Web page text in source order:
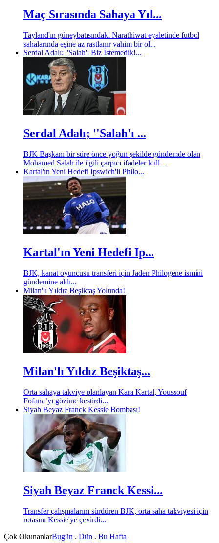
Maç Sırasında Sahaya Yıl...
Tayland'ın güneybatısındaki Narathiwat eyaletinde futbol
sahalarında eşine az rastlanır vahim bir ol...
Serdal Adalı; ''Salah'ı Biz İstemedik!...
Serdal Adalı; ''Salah'ı ...
BJK Başkanı bir süre önce yoğun şekilde gündemde olan
Mohamed Salah ile ilgili çarpıcı ifadeler kull...
Kartal'ın Yeni Hedefi Ipswich'li Philo...
Kartal'ın Yeni Hedefi Ip...
BJK, kanat oyuncusu transferi için Jaden Philogene ismini
gündemine aldı...
Milan'lı Yıldız Beşiktaş Yolunda!
Milan'lı Yıldız Beşiktaş...
Orta sahaya takviye planlayan Kara Kartal, Youssouf
Fofana’yı gözüne kestirdi...
Siyah Beyaz Franck Kessie Bombası!
Siyah Beyaz Franck Kessi...
Transfer çalışmalarını sürdüren BJK, orta saha takviyesi için
rotasını Kessie'ye çevirdi...
Çok OkunanlarBugün . Dün . Bu Hafta